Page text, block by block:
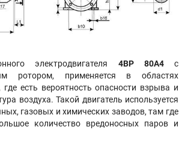
электродвигателя 4ВР 80A4с
ротором, применяется в областях
есть вероятность опасности взрыва и
воздуха. Такой двигатель используется
газовых и химических заводов, там где
количество вредоносных паров и